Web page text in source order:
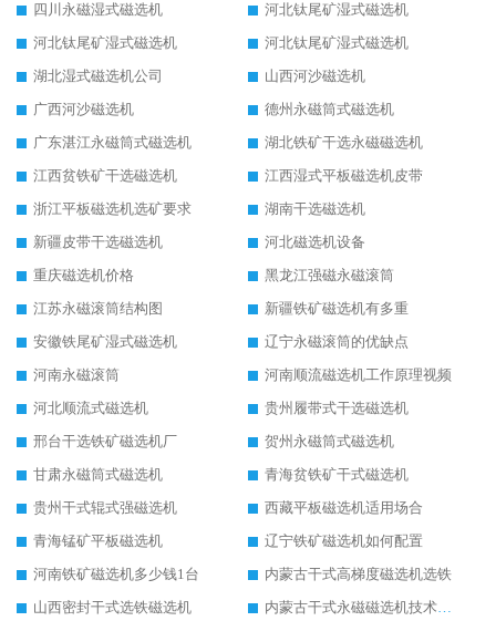
四川永磁湿式磁选机
河北钛尾矿湿式磁选机
河北钛尾矿湿式磁选机
河北钛尾矿湿式磁选机
湖北湿式磁选机公司
山西河沙磁选机
广西河沙磁选机
德州永磁筒式磁选机
广东湛江永磁筒式磁选机
湖北铁矿干选永磁磁选机
江西贫铁矿干选磁选机
江西湿式平板磁选机皮带
浙江平板磁选机选矿要求
湖南干选磁选机
新疆皮带干选磁选机
河北磁选机设备
重庆磁选机价格
黑龙江强磁永磁滚筒
江苏永磁滚筒结构图
新疆铁矿磁选机有多重
安徽铁尾矿湿式磁选机
辽宁永磁滚筒的优缺点
河南永磁滚筒
河南顺流磁选机工作原理视频
河北顺流式磁选机
贵州履带式干选磁选机
邢台干选铁矿磁选机厂
贺州永磁筒式磁选机
甘肃永磁筒式磁选机
青海贫铁矿干式磁选机
贵州干式辊式强磁选机
西藏平板磁选机适用场合
青海锰矿平板磁选机
辽宁铁矿磁选机如何配置
河南铁矿磁选机多少钱1台
内蒙古干式高梯度磁选机选铁
山西密封干式选铁磁选机
内蒙古干式永磁磁选机技术要求